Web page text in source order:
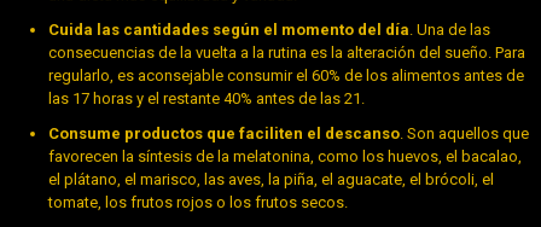
Cuida las cantidades según el momento del día. Una de las
consecuencias de la vuelta a la rutina es la alteración del sueño. Para
regularlo, es aconsejable consumir el 60% de los alimentos antes de
las 17 horas y el restante 40% antes de las 21.
Consume productos que faciliten el descanso. Son aquellos que
favorecen la síntesis de la melatonina, como los huevos, el bacalao,
el plátano, el marisco, las aves, la piña, el aguacate, el brócoli, el
tomate, los frutos rojos o los frutos secos.